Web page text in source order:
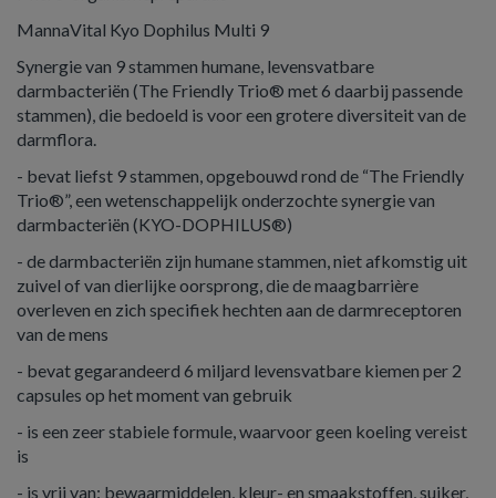
MannaVital Kyo Dophilus Multi 9
Synergie van 9 stammen humane, levensvatbare
darmbacteriën (The Friendly Trio® met 6 daarbij passende
stammen), die bedoeld is voor een grotere diversiteit van de
darmflora.
- bevat liefst 9 stammen, opgebouwd rond de “The Friendly
Trio®”, een wetenschappelijk onderzochte synergie van
darmbacteriën (KYO-DOPHILUS®)
- de darmbacteriën zijn humane stammen, niet afkomstig uit
zuivel of van dierlijke oorsprong, die de maagbarrière
overleven en zich specifiek hechten aan de darmreceptoren
van de mens
- bevat gegarandeerd 6 miljard levensvatbare kiemen per 2
capsules op het moment van gebruik
- is een zeer stabiele formule, waarvoor geen koeling vereist
is
- is vrij van: bewaarmiddelen, kleur- en smaakstoffen, suiker,